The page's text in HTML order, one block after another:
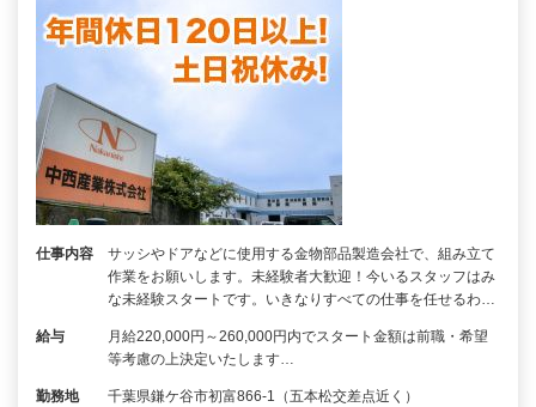
仕事内容
サッシやドアなどに使用する金物部品製造会社で、組み立て
作業をお願いします。未経験者大歓迎！今いるスタッフはみ
な未経験スタートです。いきなりすべての仕事を任せるわ…
給与
月給220,000円～260,000円内でスタート金額は前職・希望
等考慮の上決定いたします…
勤務地 千葉県鎌ケ谷市初富866-1（五本松交差点近く）